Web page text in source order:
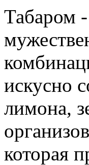
Табаром
искусно
лимона,
которая